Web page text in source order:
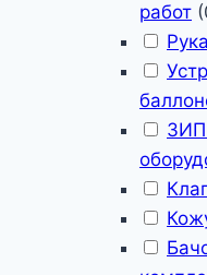
работ (
ЗИП